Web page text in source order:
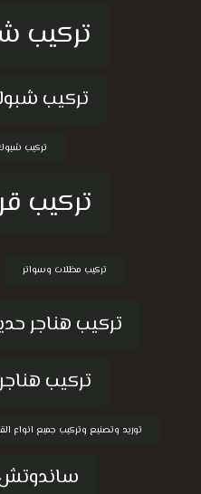
تركيب
تركيب
تركيب
تركيب
تركيب مظلات وسواتر
تركيب هناجر
تركيب
توريد وتصنيع وتركيب جميع انواع
ساندوتش